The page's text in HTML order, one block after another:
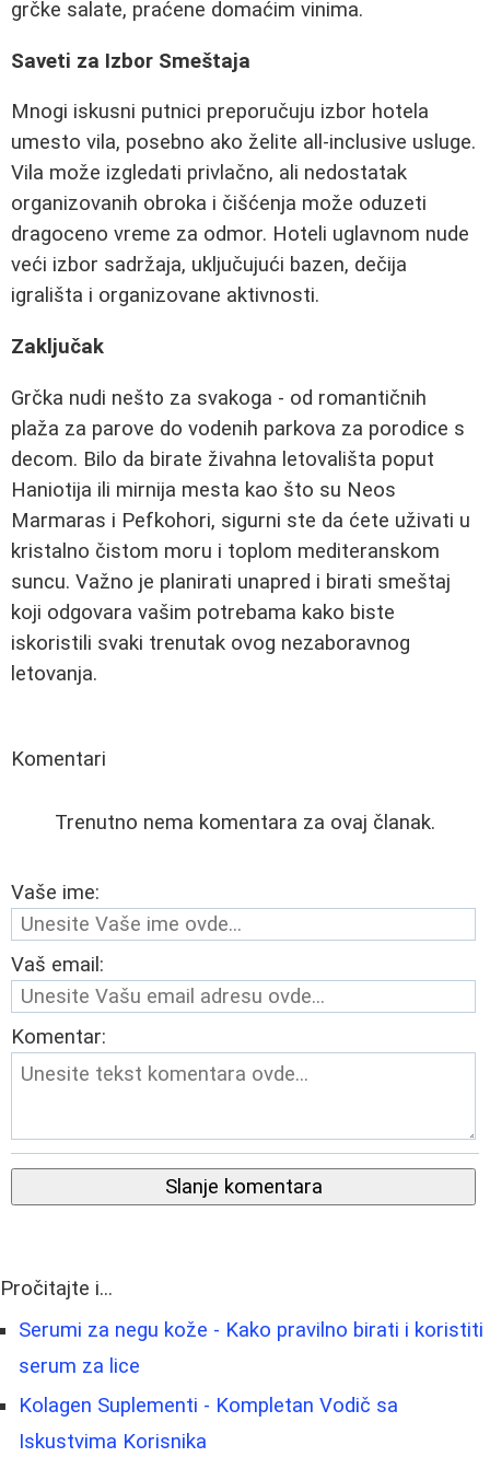
grčke salate, praćene domaćim vinima.
Saveti za Izbor Smeštaja
Mnogi iskusni putnici preporučuju izbor hotela
umesto vila, posebno ako želite all-inclusive usluge.
Vila može izgledati privlačno, ali nedostatak
organizovanih obroka i čišćenja može oduzeti
dragoceno vreme za odmor. Hoteli uglavnom nude
veći izbor sadržaja, uključujući bazen, dečija
igrališta i organizovane aktivnosti.
Zaključak
Grčka nudi nešto za svakoga - od romantičnih
plaža za parove do vodenih parkova za porodice s
decom. Bilo da birate živahna letovališta poput
Haniotija ili mirnija mesta kao što su Neos
Marmaras i Pefkohori, sigurni ste da ćete uživati u
kristalno čistom moru i toplom mediteranskom
suncu. Važno je planirati unapred i birati smeštaj
koji odgovara vašim potrebama kako biste
iskoristili svaki trenutak ovog nezaboravnog
letovanja.
Komentari
Trenutno nema komentara za ovaj članak.
Vaše ime:
Vaš email:
Komentar:
Slanje komentara
Pročitajte i...
Serumi za negu kože - Kako pravilno birati i koristiti
serum za lice
Kolagen Suplementi - Kompletan Vodič sa
Iskustvima Korisnika